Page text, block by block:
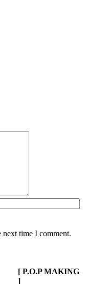
next time I comment.
[ P.O.P MAKING
]